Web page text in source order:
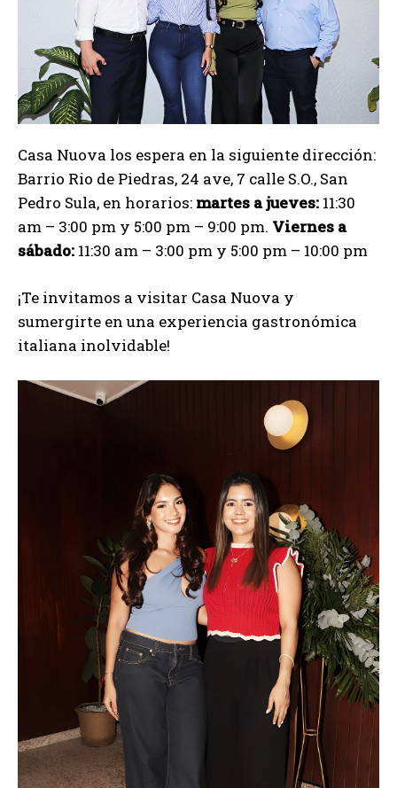
Casa Nuova los espera en la siguiente dirección:
Barrio Rio de Piedras, 24 ave, 7 calle S.O., San
Pedro Sula, en horarios: martes a jueves: 11:30
am – 3:00 pm y 5:00 pm – 9:00 pm. Viernes a
sábado: 11:30 am – 3:00 pm y 5:00 pm – 10:00 pm
¡Te invitamos a visitar Casa Nuova y
sumergirte en una experiencia gastronómica
italiana inolvidable!